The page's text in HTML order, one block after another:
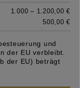
1.000 – 1.200,00 €
500,00 €
und
der EU verbleibt.
der EU) beträgt